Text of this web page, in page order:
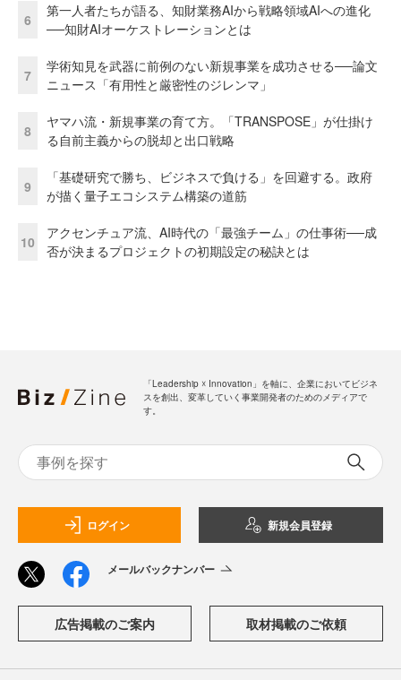
6
第一人者たちが語る、知財業務AIから戦略領域AIへの進化
──知財AIオーケストレーションとは
7
学術知見を武器に前例のない新規事業を成功させる──論文
ニュース「有用性と厳密性のジレンマ」
8
ヤマハ流・新規事業の育て方。「TRANSPOSE」が仕掛け
る自前主義からの脱却と出口戦略
9
「基礎研究で勝ち、ビジネスで負ける」を回避する。政府
が描く量子エコシステム構築の道筋
10
アクセンチュア流、AI時代の「最強チーム」の仕事術──成
否が決まるプロジェクトの初期設定の秘訣とは
「Leadership ☓ Innovation」を軸に、企業においてビジネ
スを創出、変革していく事業開発者のためのメディアで
す。
ログイン 新規会員登録
メールバックナンバー
広告掲載のご案内 取材掲載のご依頼